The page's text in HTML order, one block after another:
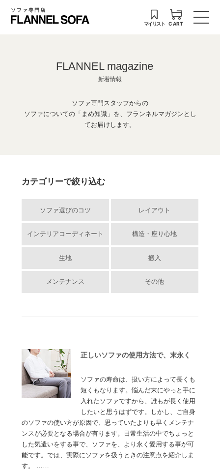
ソファ専門店
マイリスト CART
FLANNEL magazine
新着情報
ソファ専門スタッフからの
ソファについての「まめ知識」を、フランネルマガジンとし
てお届けします。
カテゴリーで絞り込む
ソファ選びのコツ レイアウト
インテリアコーディネート 構造・座り心地
生地 搬入
メンテナンス その他
正しいソファの使用方法で、末永く
ソファの寿命は、扱い方によって長くも
短くもなります。悩んだ末にやっと手に
入れたソファですから、誰もが長く使用
したいと思うはずです。しかし、ご自身
のソファの使い方が原因で、思っていたよりも早くメンテナ
ンスが必要となる場合が有ります。日常生活の中でちょっと
した気遣いをする事で、ソファを、より永く愛用する事が可
能です。では、実際にソファを扱うときの注意点を紹介しま
す。 ……